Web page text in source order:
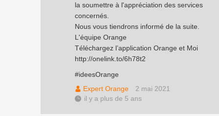
la soumettre à l'appréciation des services
concernés.
Nous vous tiendrons informé de la suite.
L'équipe Orange
Téléchargez l’application Orange et Moi
http://onelink.to/6h78t2
#ideesOrange
Expert Orange
2 mai 2021
il y a plus de 5 ans